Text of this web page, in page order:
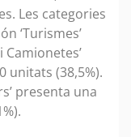
Les categories
‘Turismes’
Camionetes’
unitats (38,5%).
presenta una